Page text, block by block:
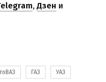
,Дзен и
ГАЗ УАЗ